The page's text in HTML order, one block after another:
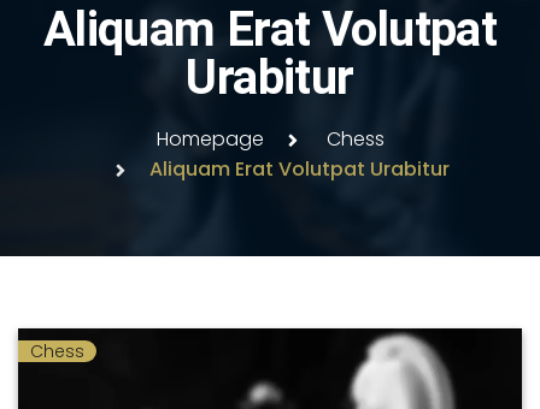
Aliquam Erat Volutpat
Urabitur
Homepage
Chess
Aliquam Erat Volutpat Urabitur
Chess